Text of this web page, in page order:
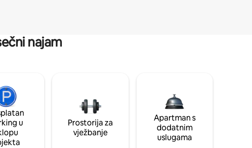
najam
u
Prostorija za
vježbanje
Apartman s
dodatnim
uslugama